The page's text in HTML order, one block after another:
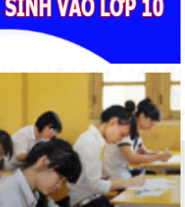
cho thanh thiếu nhi
mới - Bài 1: Khẳng
với luận điệu xuyên tạc